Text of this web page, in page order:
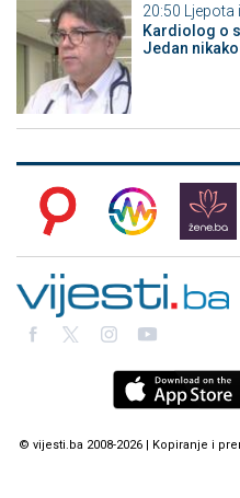
20:50 Ljepota
Kardiolog o
Jedan
© vijesti.ba 2008-2026 | Kopiranje i